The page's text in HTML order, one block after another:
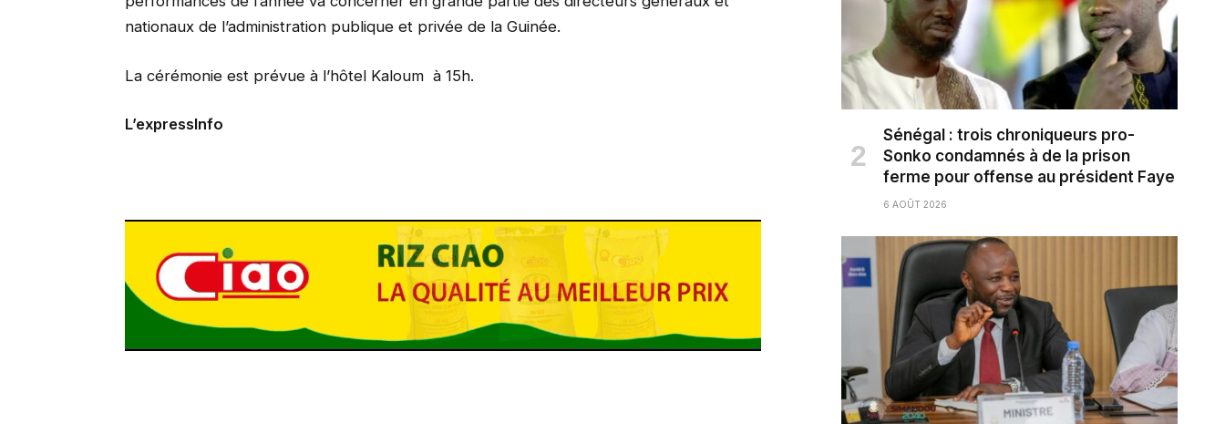
nationaux de l’administration publique et privée de la Guinée.
La cérémonie est prévue à l’hôtel Kaloum à 15h.
L’expressInfo
Sénégal : trois chroniqueurs pro-
Sonko condamnés à de la prison
ferme pour offense au président Faye
6 AOÛT 2026